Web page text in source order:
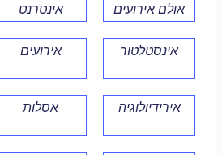
אולם אירועים אינטרנט
אינסטלטור אירועים
אירידיולוגיה אסלות